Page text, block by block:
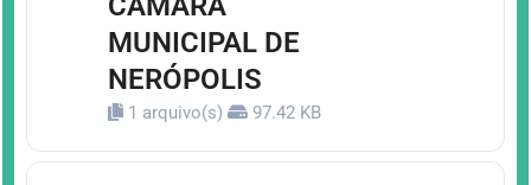
MUNICIPAL DE
NERÓPOLIS
1 arquivo(s) 97.42 KB